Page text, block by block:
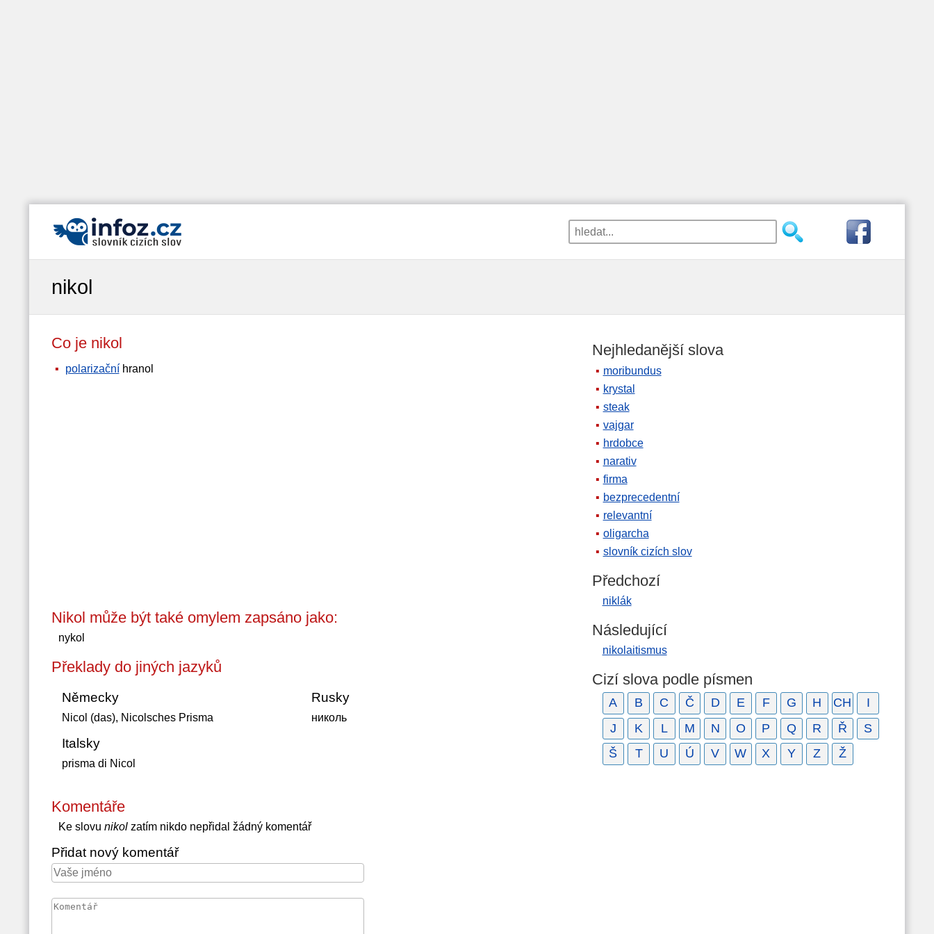
nikol
Co je nikol
polarizačníhranol
Nikol může být také omylem zapsáno jako:
nykol
Překlady do jiných jazyků
Německy
Nicol (das), Nicolsches Prisma
Italsky
prisma di Nicol
Rusky
николь
Komentáře
Ke slovu nikolzatím nikdo nepřidal žádný komentář
Přidat nový komentář
Nejhledanější slova
moribundus
krystal
steak
vajgar
hrdobce
narativ
firma
bezprecedentní
relevantní
oligarcha
slovník cizích slov
Předchozí
niklák
Následující
nikolaitismus
Cizí slova podle písmen
A B C Č D E F G H CH
I
J
K L M N O P Q R Ř
S
Š
T U Ú V W X Y Z Ž